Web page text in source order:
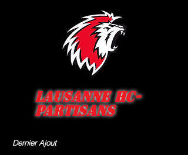
Lausanne HC-
Partisans
Dernier Ajout